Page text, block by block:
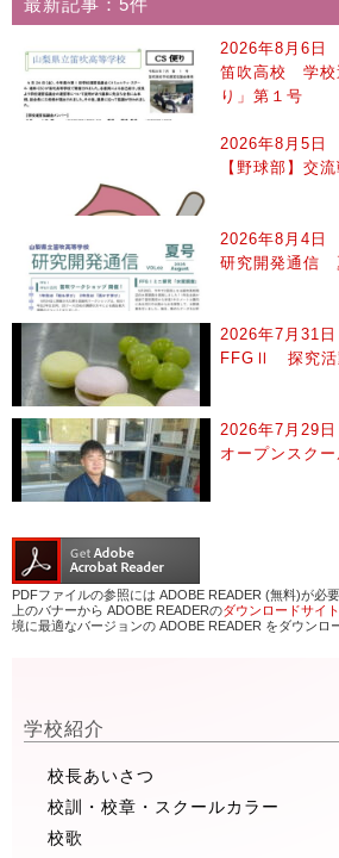
最新記事：5件
2026年8月6日
笛吹高校 学校
り」第１号
2026年8月5日
【野球部】交
2026年8月4日
研究開発通信
2026年7月31日
FFGⅡ 探究活
2026年7月29日
オープンスクー
PDFファイルの参照には ADOBE READER (無料)が必要
上のバナーから ADOBE READERのダウンロードサイ
境に最適なバージョンの ADOBE READER をダウンロ
学校紹介
校長あいさつ
校訓・校章・スクールカラー
校歌